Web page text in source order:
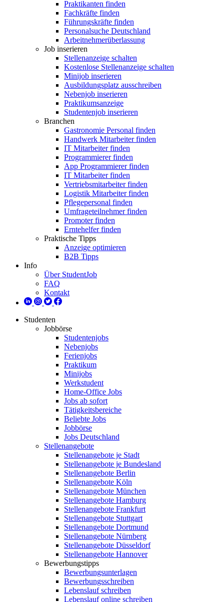
Praktikanten finden
Fachkräfte finden
Führungskräfte finden
Personalsuche Deutschland
Arbeitnehmerüberlassung
Job inserieren
Stellenanzeige schalten
Kostenlose Stellenanzeige schalten
Minijob inserieren
Ausbildungsplatz ausschreiben
Nebenjob inserieren
Praktikumsanzeige
Studentenjob inserieren
Branchen
Gastronomie Personal finden
Handwerk Mitarbeiter finden
IT Mitarbeiter finden
Programmierer finden
App Programmierer finden
IT Mitarbeiter finden
Vertriebsmitarbeiter finden
Logistik Mitarbeiter finden
Pflegepersonal finden
Umfrageteilnehmer finden
Promoter finden
Erntehelfer finden
Praktische Tipps
Anzeige optimieren
B2B Tipps
Info
Über StudentJob
FAQ
Kontakt
Studenten
Jobbörse
Studentenjobs
Nebenjobs
Ferienjobs
Praktikum
Minijobs
Werkstudent
Home-Office Jobs
Jobs ab sofort
Tätigkeitsbereiche
Beliebte Jobs
Jobbörse
Jobs Deutschland
Stellenangebote
Stellenangebote je Stadt
Stellenangebote je Bundesland
Stellenangebote Berlin
Stellenangebote Köln
Stellenangebote München
Stellenangebote Hamburg
Stellenangebote Frankfurt
Stellenangebote Stuttgart
Stellenangebote Dortmund
Stellenangebote Nürnberg
Stellenangebote Düsseldorf
Stellenangebote Hannover
Bewerbungstipps
Bewerbungsunterlagen
Bewerbungsschreiben
Lebenslauf schreiben
Lebenslauf online schreiben